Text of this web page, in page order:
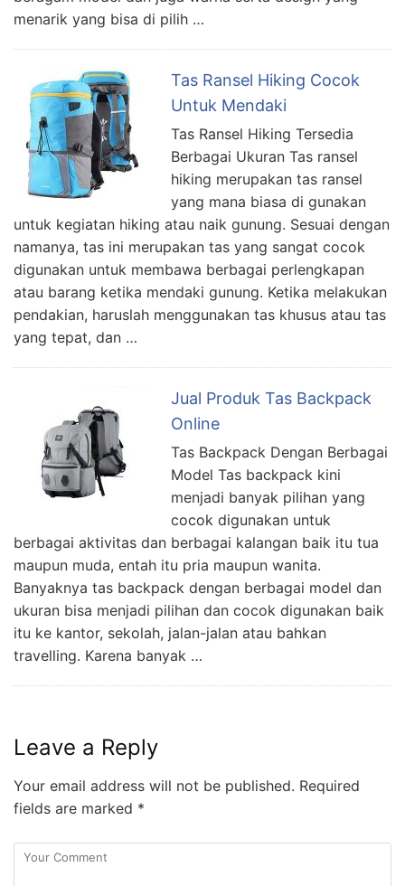
menarik yang bisa di pilih …
Tas Ransel Hiking Cocok
Untuk Mendaki
Tas Ransel Hiking Tersedia
Berbagai Ukuran Tas ransel
hiking merupakan tas ransel
yang mana biasa di gunakan
untuk kegiatan hiking atau naik gunung. Sesuai dengan
namanya, tas ini merupakan tas yang sangat cocok
digunakan untuk membawa berbagai perlengkapan
atau barang ketika mendaki gunung. Ketika melakukan
pendakian, haruslah menggunakan tas khusus atau tas
yang tepat, dan …
Jual Produk Tas Backpack
Online
Tas Backpack Dengan Berbagai
Model Tas backpack kini
menjadi banyak pilihan yang
cocok digunakan untuk
berbagai aktivitas dan berbagai kalangan baik itu tua
maupun muda, entah itu pria maupun wanita.
Banyaknya tas backpack dengan berbagai model dan
ukuran bisa menjadi pilihan dan cocok digunakan baik
itu ke kantor, sekolah, jalan-jalan atau bahkan
travelling. Karena banyak …
Leave a Reply
Your email address will not be published. Required
fields are marked *